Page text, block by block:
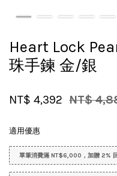
Heart Lock
珠手鍊 金/銀
NT$ 4,392 NT$
適用優惠
單筆消費滿 NT$6,000，加贈 2%